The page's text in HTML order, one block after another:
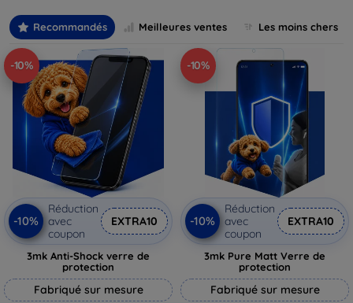
Recommandés Meilleures ventes Les moins chers
-10%
-10%
Réduction
avec
coupon
EXTRA10
3mk Anti-Shock verre de
protection
Fabriqué sur mesure
-10%
-10%
Réduction
avec
coupon
EXTRA10
3mk Pure Matt Verre de
protection
Fabriqué sur mesure